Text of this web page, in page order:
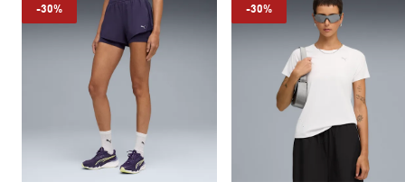
-30% -30%